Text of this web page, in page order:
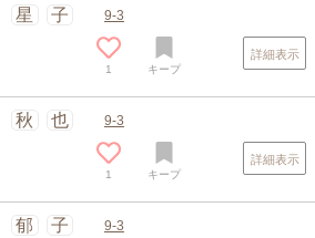
星 子 9-3
1 キープ
詳細表示
秋 也 9-3
1 キープ
詳細表示
郁 子 9-3